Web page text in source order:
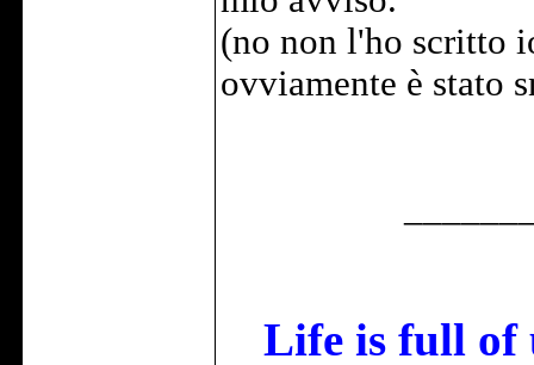
(no non l'ho scritto
ovviamente è stato
Life is full of